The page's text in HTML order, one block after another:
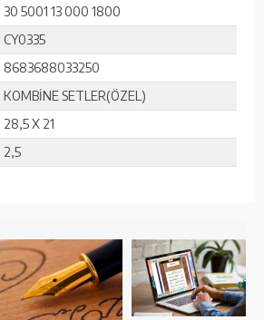
30 5001 13 000 1800
CY0335
8683688033250
KOMBİNE SETLER(ÖZEL)
28,5 X 21
2,5